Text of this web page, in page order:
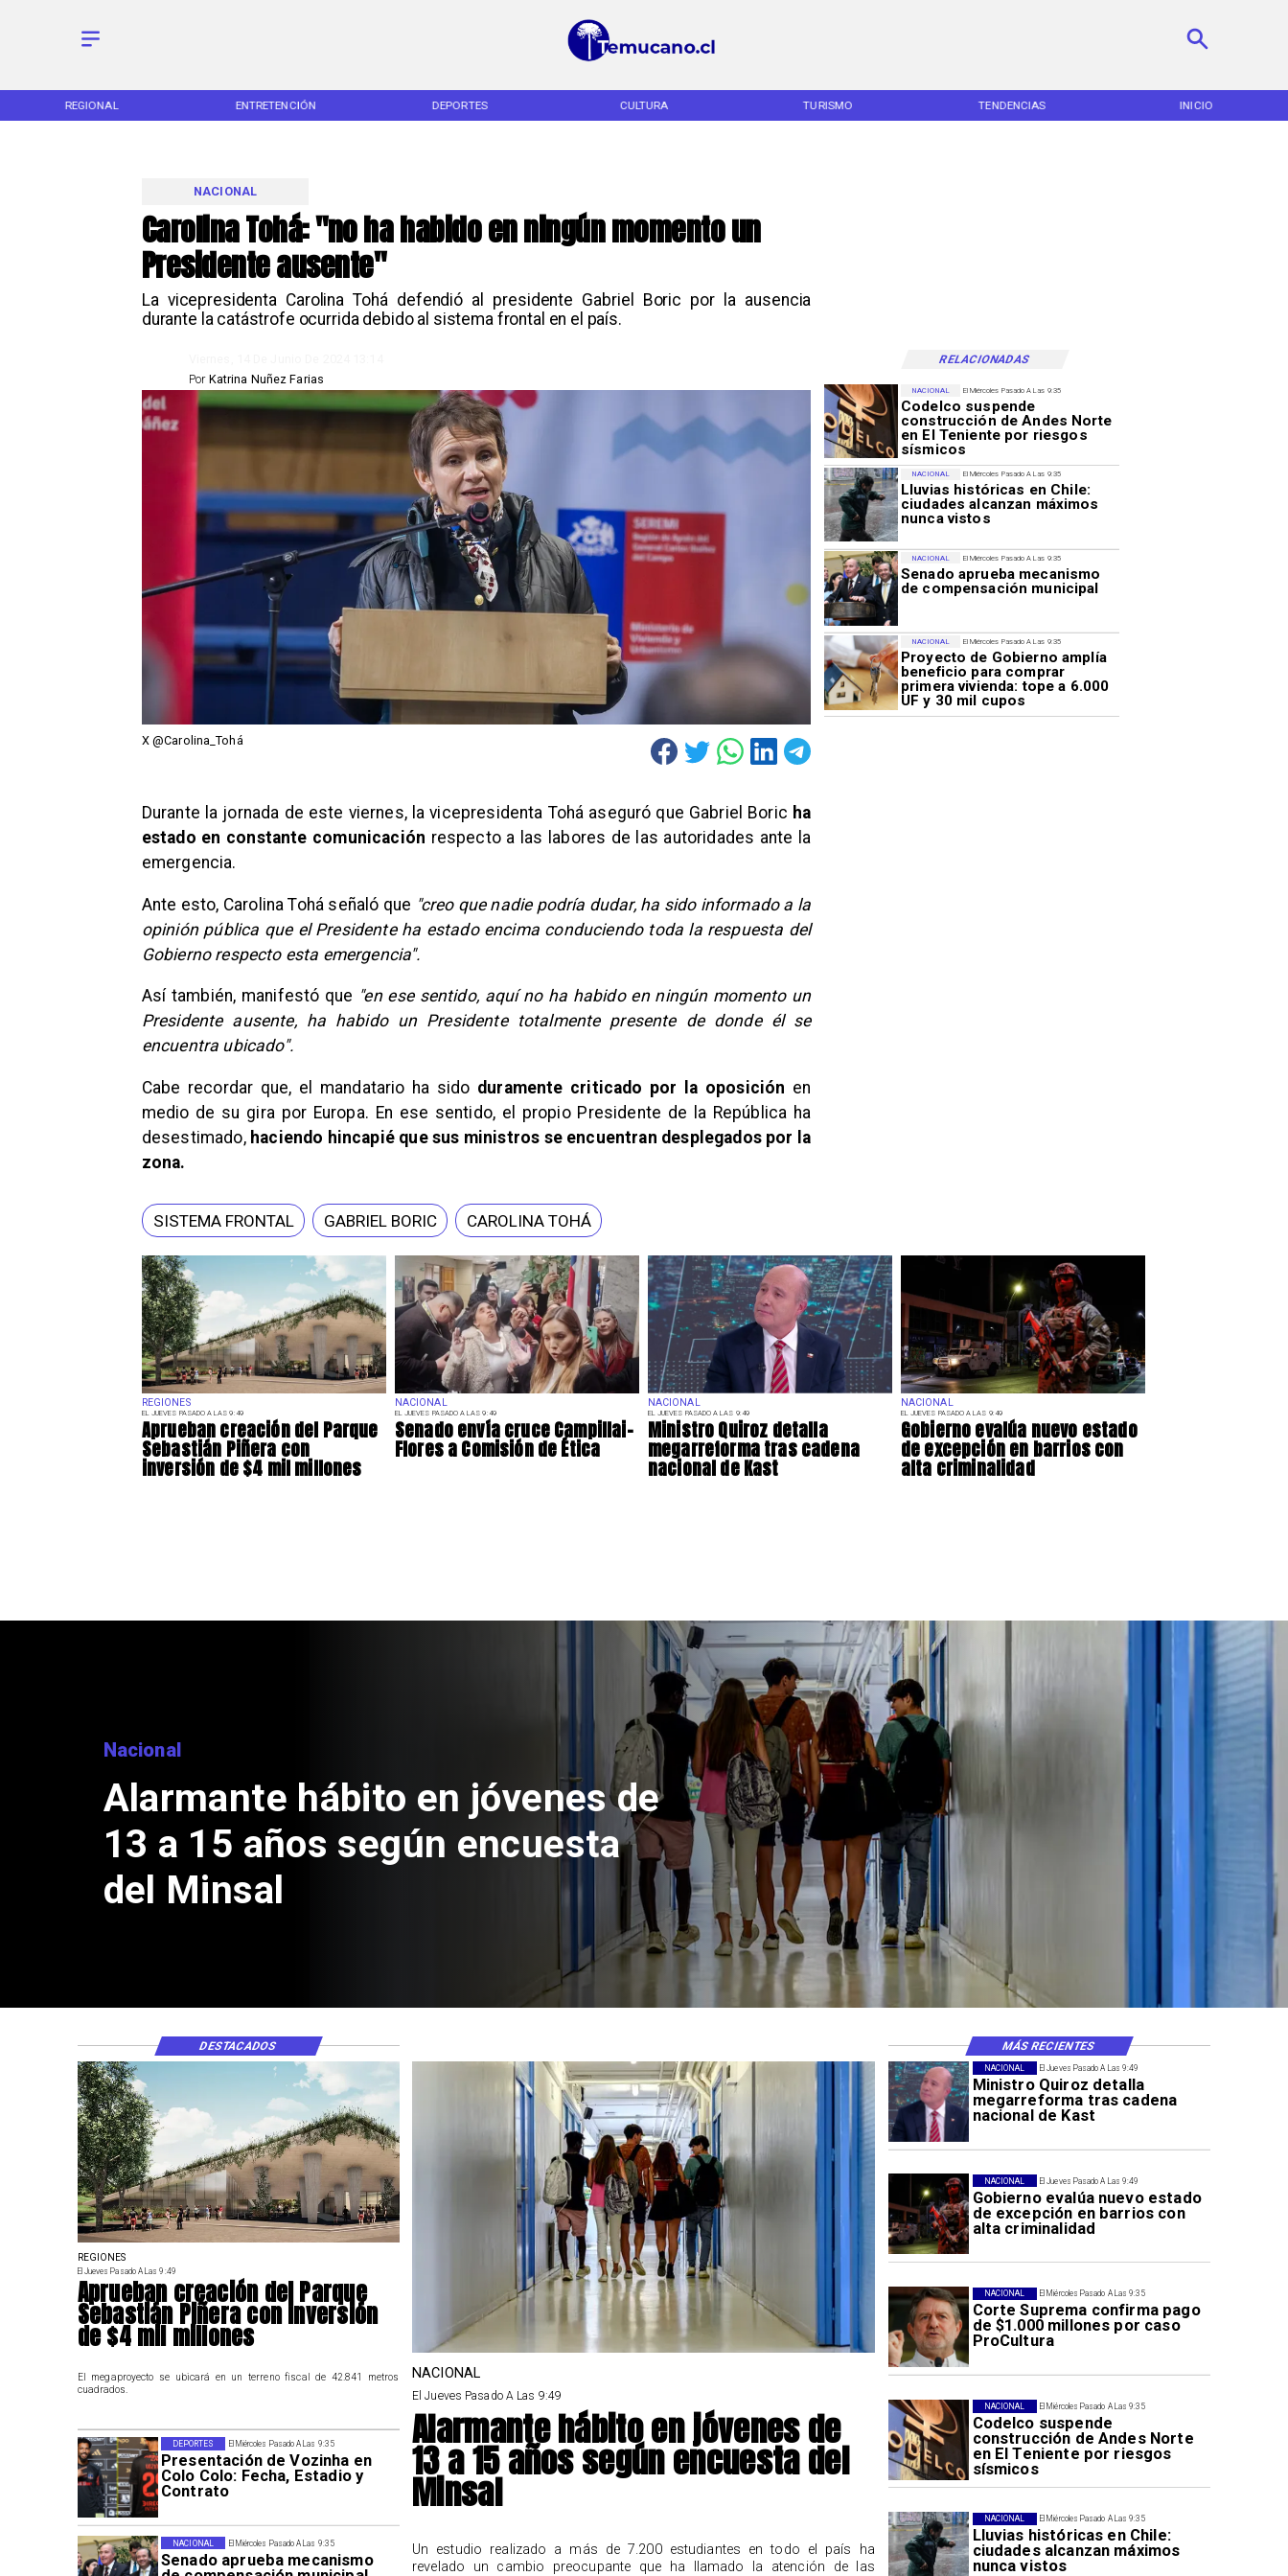
REGIONAL ENTRETENCIÓN DEPORTES CULTURA TURISMO TENDENCIAS INICIO
Carolina Tohá: "no ha habido en ningún momento un
Presidente ausente"
La vicepresidenta Carolina Tohá defendió al presidente Gabriel Boric por la ausencia
durante la catástrofe ocurrida debido al sistema frontal en el país.
NACIONAL
RELACIONADAS
Katrina Nuñez Farias
Por
X @Carolina_Tohá
REGIONES
EL JUEVES PASADO A LAS 9:49
Aprueban creación del Parque
Sebastián Piñera con
inversión de $4 mil millones
NACIONAL
EL JUEVES PASADO A LAS 9:49
Senado envía cruce Campillai-
Flores a Comisión de Ética
NACIONAL
EL JUEVES PASADO A LAS 9:49
Ministro Quiroz detalla
megarreforma tras cadena
nacional de Kast
NACIONAL
EL JUEVES PASADO A LAS 9:49
Gobierno evalúa nuevo estado
de excepción en barrios con
alta criminalidad
El Miércoles Pasado A Las 9:35
Codelco suspende
construcción de Andes Norte
en El Teniente por riesgos
sísmicos
NACIONAL
El Miércoles Pasado A Las 9:35
Lluvias históricas en Chile:
ciudades alcanzan máximos
nunca vistos
NACIONAL
El Miércoles Pasado A Las 9:35
Senado aprueba mecanismo
de compensación municipal
NACIONAL
El Miércoles Pasado A Las 9:35
Proyecto de Gobierno amplía
beneficio para comprar
primera vivienda: tope a 6.000
UF y 30 mil cupos
NACIONAL
Durante la jornada de este viernes, la vicepresidenta Tohá aseguró que Gabriel Boric ha
estado en constante comunicación respecto a las labores de las autoridades ante la
emergencia.
Ante esto, Carolina Tohá señaló que "creo que nadie podría dudar, ha sido informado a la
opinión pública que el Presidente ha estado encima conduciendo toda la respuesta del
Gobierno respecto esta emergencia".
Así también, manifestó que "en ese sentido, aquí no ha habido en ningún momento un
Presidente ausente, ha habido un Presidente totalmente presente de donde él se
encuentra ubicado".
Cabe recordar que, el mandatario ha sido duramente criticado por la oposición en
medio de su gira por Europa. En ese sentido, el propio Presidente de la República ha
desestimado, haciendo hincapié que sus ministros se encuentran desplegados por la
zona.
SISTEMA FRONTAL GABRIEL BORIC CAROLINA TOHÁ
Aprueban creación del Parque
Sebastián Piñera con inversión
de $4 mil millones
El Jueves Pasado A Las 9:49
Ministro Quiroz detalla
megarreforma tras cadena
nacional de Kast
NACIONAL
El Jueves Pasado A Las 9:49
Gobierno evalúa nuevo estado
de excepción en barrios con
alta criminalidad
NACIONAL
El Miércoles Pasado A Las 9:35
Corte Suprema confirma pago
de $1.000 millones por caso
ProCultura
NACIONAL
El Miércoles Pasado A Las 9:35
Codelco suspende
construcción de Andes Norte
en El Teniente por riesgos
sísmicos
NACIONAL
El Miércoles Pasado A Las 9:35
Lluvias históricas en Chile:
ciudades alcanzan máximos
nunca vistos
NACIONAL
El Miércoles Pasado A Las 9:35
Presentación de Vozinha en
Colo Colo: Fecha, Estadio y
Contrato
DEPORTES
El Miércoles Pasado A Las 9:35
Senado aprueba mecanismo
NACIONAL
REGIONES
El Jueves Pasado A Las 9:49
Aprueban creación del Parque
Sebastián Piñera con inversión
de $4 mil millones
El megaproyecto se ubicará en un terreno fiscal de 42.841 metros
cuadrados.
NACIONAL
El Jueves Pasado A Las 9:49
Alarmante hábito en jóvenes de
13 a 15 años según encuesta del
Minsal
Un estudio realizado a más de 7.200 estudiantes en todo el país ha
revelado un cambio preocupante que ha llamado la atención de las
DESTACADOS MÁS RECIENTES